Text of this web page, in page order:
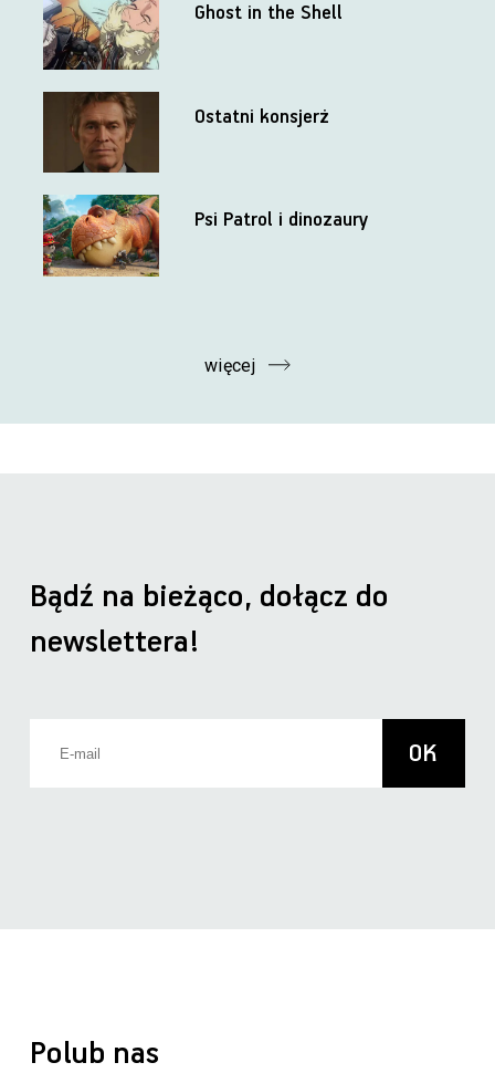
Ghost in the Shell
Ostatni konsjerż
Psi Patrol i dinozaury
więcej
Polub nas
Bądź na bieżąco, dołącz do
newslettera!